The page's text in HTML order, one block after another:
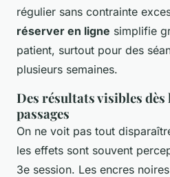
régulier sans contrainte
réserver en ligne simplifie
patient, surtout pour des
plusieurs semaines.
Des résultats visibles
passages
On ne voit pas tout
les effets sont souvent
3e session. Les encres